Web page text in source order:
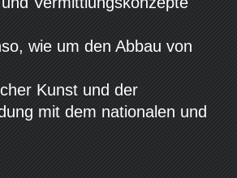
wie um den Abbau von
Kunst und der
mit dem nationalen und